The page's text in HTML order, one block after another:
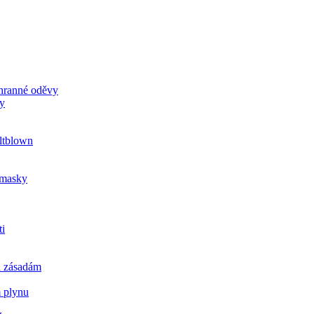
oděvy
plynu